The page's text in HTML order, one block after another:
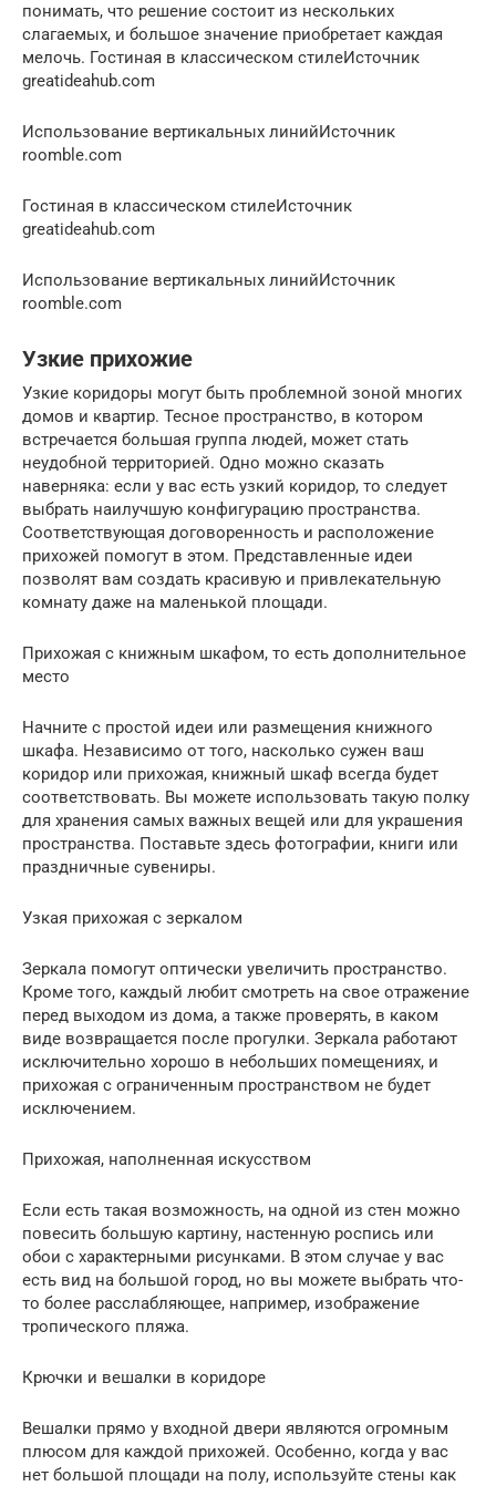
понимать, что решение состоит из нескольких
слагаемых, и большое значение приобретает каждая
мелочь. Гостиная в классическом стилеИсточник
greatideahub.com
Использование вертикальных линийИсточник
roomble.com
Гостиная в классическом стилеИсточник
greatideahub.com
Использование вертикальных линийИсточник
roomble.com
Узкие прихожие
Узкие коридоры могут быть проблемной зоной многих
домов и квартир. Тесное пространство, в котором
встречается большая группа людей, может стать
неудобной территорией. Одно можно сказать
наверняка: если у вас есть узкий коридор, то следует
выбрать наилучшую конфигурацию пространства.
Соответствующая договоренность и расположение
прихожей помогут в этом. Представленные идеи
позволят вам создать красивую и привлекательную
комнату даже на маленькой площади.
Прихожая с книжным шкафом, то есть дополнительное
место
Начните с простой идеи или размещения книжного
шкафа. Независимо от того, насколько сужен ваш
коридор или прихожая, книжный шкаф всегда будет
соответствовать. Вы можете использовать такую полку
для хранения самых важных вещей или для украшения
пространства. Поставьте здесь фотографии, книги или
праздничные сувениры.
Узкая прихожая с зеркалом
Зеркала помогут оптически увеличить пространство.
Кроме того, каждый любит смотреть на свое отражение
перед выходом из дома, а также проверять, в каком
виде возвращается после прогулки. Зеркала работают
исключительно хорошо в небольших помещениях, и
прихожая с ограниченным пространством не будет
исключением.
Прихожая, наполненная искусством
Если есть такая возможность, на одной из стен можно
повесить большую картину, настенную роспись или
обои с характерными рисунками. В этом случае у вас
есть вид на большой город, но вы можете выбрать что-
то более расслабляющее, например, изображение
тропического пляжа.
Крючки и вешалки в коридоре
Вешалки прямо у входной двери являются огромным
плюсом для каждой прихожей. Особенно, когда у вас
нет большой площади на полу, используйте стены как